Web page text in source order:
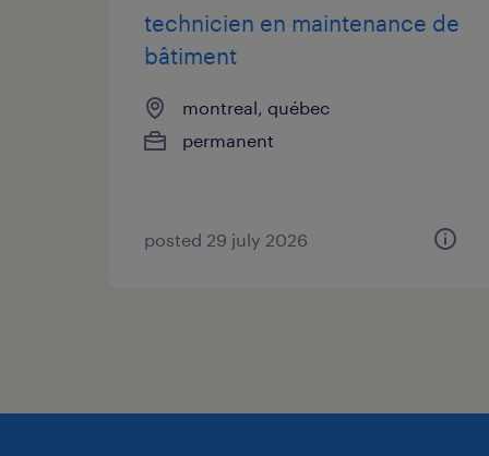
technicien en maintenance de
bâtiment
montreal, québec
permanent
posted 29 july 2026